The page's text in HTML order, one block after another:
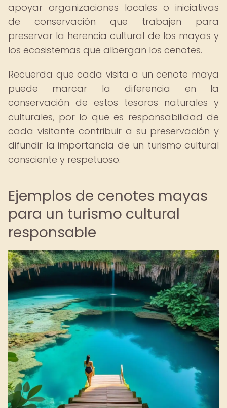
apoyar organizaciones locales o iniciativas
de conservación que trabajen para
preservar la herencia cultural de los mayas y
los ecosistemas que albergan los cenotes.
Recuerda que cada visita a un cenote maya
puede marcar la diferencia en la
conservación de estos tesoros naturales y
culturales, por lo que es responsabilidad de
cada visitante contribuir a su preservación y
difundir la importancia de un turismo cultural
consciente y respetuoso.
Ejemplos de cenotes mayas
para un turismo cultural
responsable